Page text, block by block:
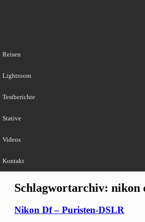
Reisen
Lightroom
Testberichte
Stative
Videos
Kontakt
Schlagwortarchiv:nikon
Nikon Df – Puristen-DSLR